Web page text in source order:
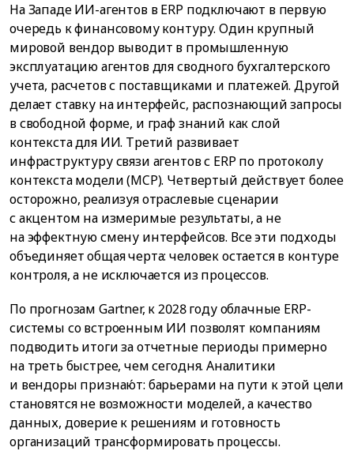
На Западе ИИ-агентов в ERP подключают в первую
очередь к финансовому контуру. Один крупный
мировой вендор выводит в промышленную
эксплуатацию агентов для сводного бухгалтерского
учета, расчетов с поставщиками и платежей. Другой
делает ставку на интерфейс, распознающий запросы
в свободной форме, и граф знаний как слой
контекста для ИИ. Третий развивает
инфраструктуру связи агентов с ERP по протоколу
контекста модели (MCP). Четвертый действует более
осторожно, реализуя отраслевые сценарии
с акцентом на измеримые результаты, а не
на эффектную смену интерфейсов. Все эти подходы
объединяет общая черта: человек остается в контуре
контроля, а не исключается из процессов.
По прогнозам Gartner, к 2028 году облачные ERP-
системы со встроенным ИИ позволят компаниям
подводить итоги за отчетные периоды примерно
на треть быстрее, чем сегодня. Аналитики
и вендоры признаю́т: барьерами на пути к этой цели
становятся не возможности моделей, а качество
данных, доверие к решениям и готовность
организаций трансформировать процессы.